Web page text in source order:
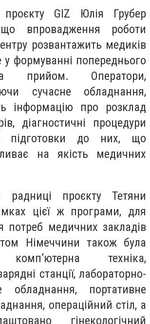
проєкту GIZ Юлія Грубер
впровадження роботи
розвантажить медиків
формуванні попереднього
прийом. Оператори,
сучасне обладнання,
інформацію про розклад
діагностичні процедури
підготовки до них, що
на якість медичних
проєкту Тетяни
цієї ж програми, для
потреб медичних закладів
Німеччини також була
компʼютерна техніка,
станції, лабораторно-
обладнання, портативне
операційний стіл, а
гінекологічний